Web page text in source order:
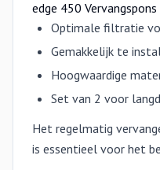
edge 450 Vervangspons
Optimale filtratie
Gemakkelijk te
Hoogwaardige
Set van 2 voor
Het regelmatig
is essentieel voor het